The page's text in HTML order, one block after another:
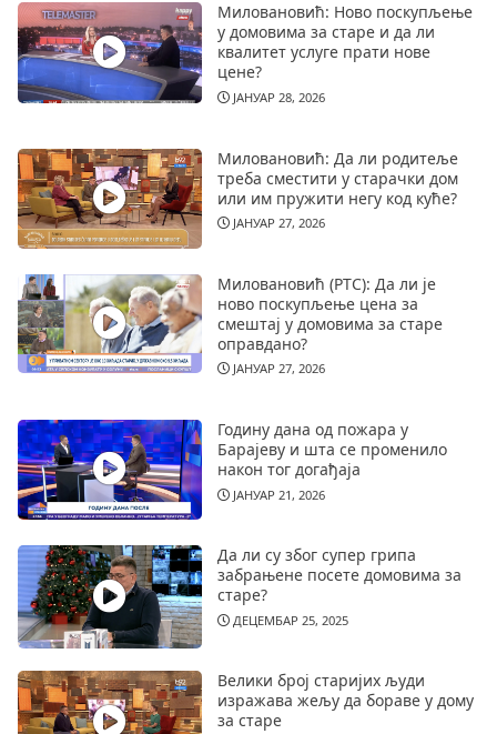
Миловановић: Ново поскупљење
у домовима за старе и да ли
квалитет услуге прати нове
цене?
ЈАНУАР 28, 2026
Миловановић: Да ли родитеље
треба сместити у старачки дом
или им пружити негу код куће?
ЈАНУАР 27, 2026
Миловановић (РТС): Да ли је
ново поскупљење цена за
смештај у домовима за старе
оправдано?
ЈАНУАР 27, 2026
Годину дана од пожара у
Барајеву и шта се променило
након тог догађаја
ЈАНУАР 21, 2026
Да ли су због супер грипа
забрањене посете домовима за
старе?
ДЕЦЕМБАР 25, 2025
Велики број старијих људи
изражава жељу да бораве у дому
за старе